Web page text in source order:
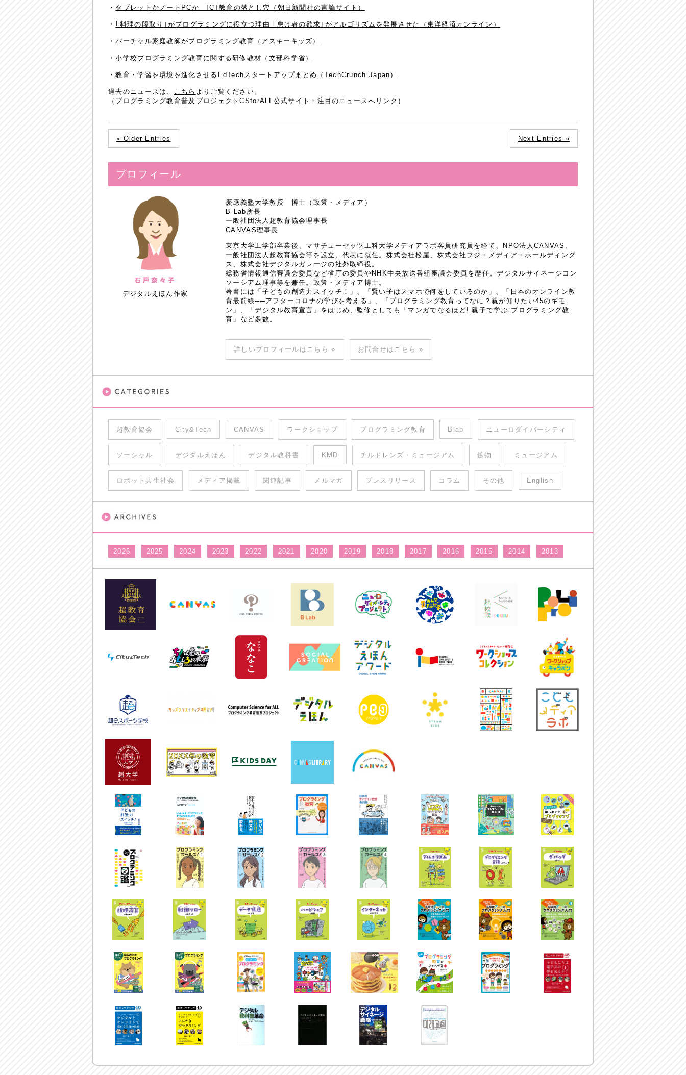
・ タブレットかノートPCか ICT教育の落とし穴（朝日新聞社の言論サイト）
・ ｢料理の段取り｣がプログラミングに役立つ理由 ｢怠け者の欲求｣がアルゴリズムを発展させた（東洋経済オンライン）
・バーチャル家庭教師がプログラミング教育（アスキーキッズ）
・小学校プログラミング教育に関する研修教材（文部科学省）
・教育・学習を環境を進化させるEdTechスタートアップまとめ（TechCrunch Japan）
過去のニュースは、 こちら よりご覧ください。
（プログラミング教育普及プロジェクトCSforALL公式サイト：注目のニュースへリンク）
« Older Entries Next Entries »
プロフィール
デジタルえほん作家
慶應義塾大学教授 博士（政策・メディア）
B Lab所長
一般社団法人超教育協会理事長
CANVAS理事長
東京大学工学部卒業後、マサチューセッツ工科大学メディアラボ客員研究員を経て、NPO法人CANVAS、
一般社団法人超教育協会等を設立、代表に就任。株式会社松屋、株式会社フジ・メディア・ホールディング
ス、株式会社デジタルガレージの社外取締役。
総務省情報通信審議会委員など省庁の委員やNHK中央放送番組審議会委員を歴任。デジタルサイネージコン
ソーシアム理事等を兼任。政策・メディア博士。
著書には「子どもの創造力スイッチ！」、「賢い子はスマホで何をしているのか」、「日本のオンライン教
育最前線──アフターコロナの学びを考える」、「プログラミング教育ってなに？親が知りたい45のギモ
ン」、「デジタル教育宣言」をはじめ、監修としても「マンガでなるほど! 親子で学ぶ プログラミング教
育」など多数。
詳しいプロフィールはこちら » お問合せはこちら »
超教育協会 City&Tech CANVAS ワークショップ プログラミング教育 Blab ニューロダイバーシティ
ソーシャル デジタルえほん デジタル教科書 KMD チルドレンズ・ミュージアム 鉱物 ミュージアム
ロボット共生社会 メディア掲載 関連記事 メルマガ プレスリリース コラム その他 English
2026 2025 2024 2023 2022 2021 2020 2019 2018 2017 2016 2015 2014 2013